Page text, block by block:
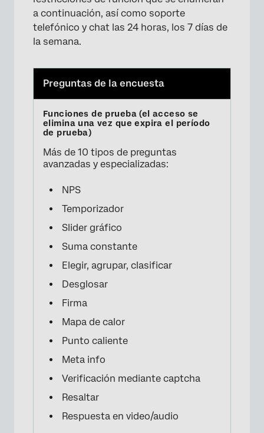
a continuación, así como soporte
telefónico y chat las 24 horas, los 7 días de
la semana.
Preguntas de la encuesta
Más de 10 tipos de preguntas
avanzadas y especializadas:
NPS
Temporizador
Slider gráfico
Suma constante
Elegir, agrupar, clasificar
Desglosar
Firma
Mapa de calor
Punto caliente
Meta info
Verificación mediante captcha
Resaltar
Respuesta en video/audio